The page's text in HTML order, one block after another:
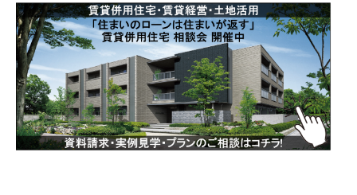
イベント・セミナー・キャンペーン一覧
新着情報一覧